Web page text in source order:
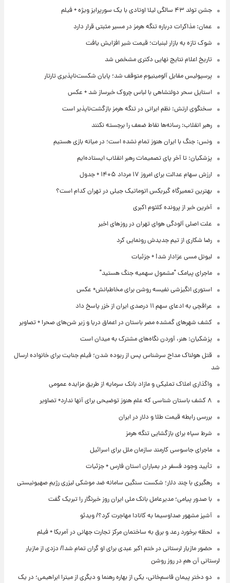
جشن تولد ۴۳ سالگی لیلا اوتادی با یک سورپرایز ویژه + فیلم
عمان: مذاکرات درباره تنگه هرمز در مسیر مثبتی قرار دارد
شوک تازه به بازار لبنیات؛ قیمت شیر افزایش یافت
تاریخ اعلام نتایج نهایی دکتری مشخص شد
پرسپولیس مقابل آلومینیوم متوقف شد؛ پایان شکست‌ناپذیری تارتار
استایل سحر دولتشاهی با لباس چروک خبرساز شد + عکس
سخنگوی ارتش: نظم ایرانی در تنگه هرمز بازگشت‌ناپذیر است
رهبر انقلاب: رسانه‌ها نقاط ضعف را برجسته نکنند
ونس: جنگ با ایران هنوز تمام نشده است؛ در میانه بازی هستیم
پزشکیان: تا آخر پای تصمیمات رهبر انقلاب ایستاده‌ایم
ارزش سهام عدالت برای امروز ۱۷ مرداد ۱۴۰۵ + جدول
بهترین تعمیرگاه گیربکس اتوماتیک جیلی در تهران کدام است؟
آخرین خبر از پرونده کلثوم اکبری
علت اصلی آلودگی هوای تهران در روزهای اخیر
رضا شکاری از تیم جدیدش رونمایی کرد
لیونل مسی عزادار شد! + جزئیات
ماجرای پیامک "مشمول سهمیه جنگ هستید"
استوری انگیزشی نفیسه روشن برای مخاطبانش+ عکس
عراقچی به ادعای سهم ۱۱ درصدی ایران از خزر پاسخ داد
کشف شهرهای گمشده مصر باستان در اعماق دریا و زیر شن‌های صحرا + تصاویر
پزشکیان: هنر، آوردن نگاه‌های مشترک به میدان است
قتل هولناک مداح سرشناس پس از ربوده شدن؛ فیلم جنایت برای خانواده ارسال
شد
واگذاری املاک تملیکی و مازاد بانک سرمایه از طریق مزایده عمومی
۸ کشف باستان شناسی که علم هنوز توضیحی برای آنها ندارد+ تصاویر
بررسی رابطه قیمت طلا و دلار در ایران
شرط سپاه برای بازگشایی تنگه هرمز
ماجرای جاسوسی کارمند سازمان ملل برای اسرائیل
تأیید وجود فسفر در بمباران استان فارس + جزئیات
رهگیری با چند دلار؛ شکست سنگین سامانه ضد موشکی لیزری رژیم صهیونیستی
با صدور پیامی؛ مدیرعامل بانک ملی ایران روز خبرنگار را تبریک گفت
آشپز مشهور صداوسیما به کانادا مهاجرت کرد؟/ ویدئو
لحظه برخورد رعد و برق به ساختمان مرکز تجارت جهانی در آمریکا + فیلم
حضور مازیار لرستانی در ختم اکبر عبدی برای او گران تمام شد!/ دزدی از مازیار
لرستانی آن هم در روز روشن
دو دختر پیمان قاسم‌خانی، یکی از بهاره رهنما و دیگری از میترا ابراهیمی؛ در یک